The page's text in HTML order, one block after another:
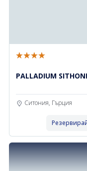
PALLADIUM
Ситония, Гърция